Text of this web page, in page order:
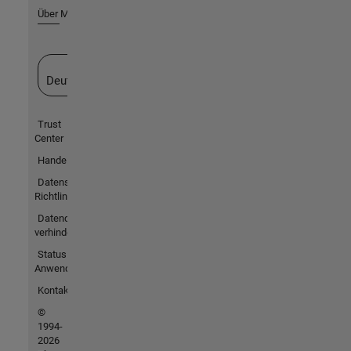
Über MathWorks
Deutschland
Trust
Center
Handelsmarken
Datenschutz-
Richtlinien
Datendiebstahl
verhindern
Status von
Anwendungen
Kontakt
©
1994-
2026